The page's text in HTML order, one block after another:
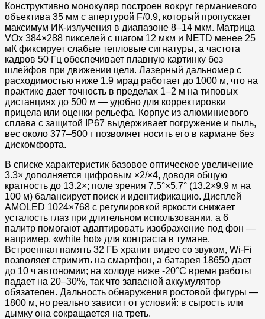
Конструктивно монокуляр построен вокруг германиевого
объектива 35 мм с апертурой F/0.9, который пропускает
максимум ИК-излучения в диапазоне 8–14 мкм. Матрица
VOx 384×288 пикселей с шагом 12 мкм и NETD менее 25
мК фиксирует слабые тепловые сигнатуры, а частота
кадров 50 Гц обеспечивает плавную картинку без
шлейфов при движении цели. Лазерный дальномер с
расходимостью ниже 1.9 мрад работает до 1000 м, что на
практике дает точность в пределах 1–2 м на типовых
дистанциях до 500 м — удобно для корректировки
прицела или оценки рельефа. Корпус из алюминиевого
сплава с защитой IP67 выдерживает погружение и пыль,
вес около 377–500 г позволяет носить его в кармане без
дискомфорта.
В списке характеристик базовое оптическое увеличение
3.3× дополняется цифровым ×2/×4, доводя общую
кратность до 13.2×; поле зрения 7.5°×5.7° (13.2×9.9 м на
100 м) балансирует поиск и идентификацию. Дисплей
AMOLED 1024×768 с регулировкой яркости снижает
усталость глаз при длительном использовании, а 6
палитр помогают адаптировать изображение под фон —
например, «white hot» для контраста в тумане.
Встроенная память 32 ГБ хранит видео со звуком, Wi-Fi
позволяет стримить на смартфон, а батарея 18650 дает
до 10 ч автономии; на холоде ниже -20°C время работы
падает на 20–30%, так что запасной аккумулятор
обязателен. Дальность обнаружения ростовой фигуры —
1800 м, но реально зависит от условий: в сырость или
дымку она сокращается на треть.